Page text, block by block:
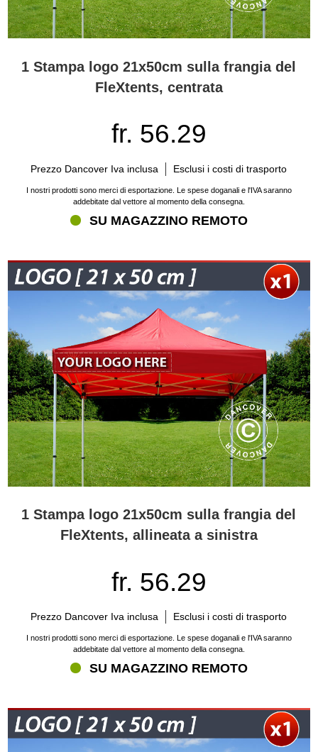
1 Stampa logo 21x50cm sulla frangia del
FleXtents, centrata
fr. 56.29
Prezzo Dancover Iva inclusa Esclusi i costi di trasporto
I nostri prodotti sono merci di esportazione. Le spese doganali e l'IVA saranno
addebitate dal vettore al momento della consegna.
SU MAGAZZINO REMOTO
1 Stampa logo 21x50cm sulla frangia del
FleXtents, allineata a sinistra
fr. 56.29
Prezzo Dancover Iva inclusa Esclusi i costi di trasporto
I nostri prodotti sono merci di esportazione. Le spese doganali e l'IVA saranno
addebitate dal vettore al momento della consegna.
SU MAGAZZINO REMOTO